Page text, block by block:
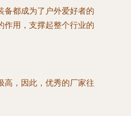
备都成为了户外爱好者的
用，支撑起整个行业的
高，因此，优秀的厂家往